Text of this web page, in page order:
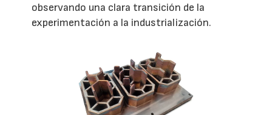
observando una clara transición de la
experimentación a la industrialización.